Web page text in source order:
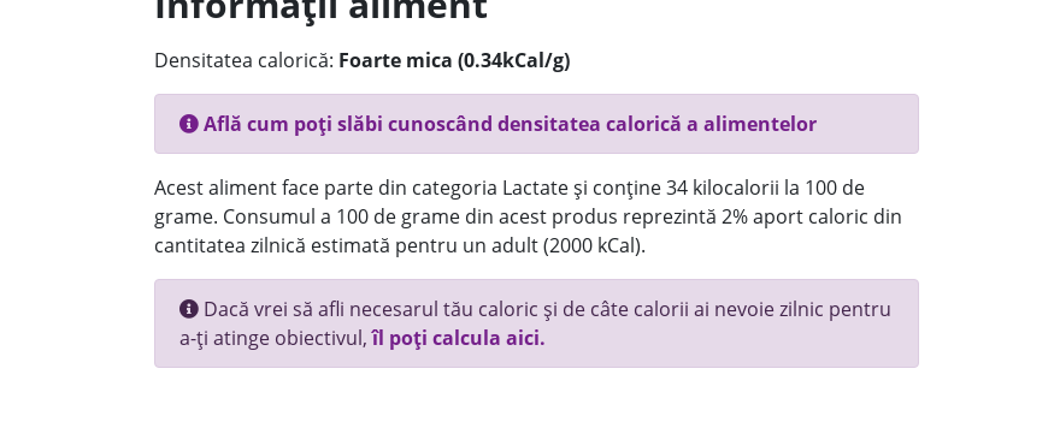
Densitatea calorică: Foarte mica (0.34kCal/g)
Află cum poți slăbi cunoscând densitatea calorică a alimentelor
Acest aliment face parte din categoria Lactate și conține 34 kilocalorii la 100 de
grame. Consumul a 100 de grame din acest produs reprezintă 2% aport caloric din
cantitatea zilnică estimată pentru un adult (2000 kCal).
Dacă vrei să afli necesarul tău caloric și de câte calorii ai nevoie zilnic pentru
a-ți atinge obiectivul,îl poți calcula aici.